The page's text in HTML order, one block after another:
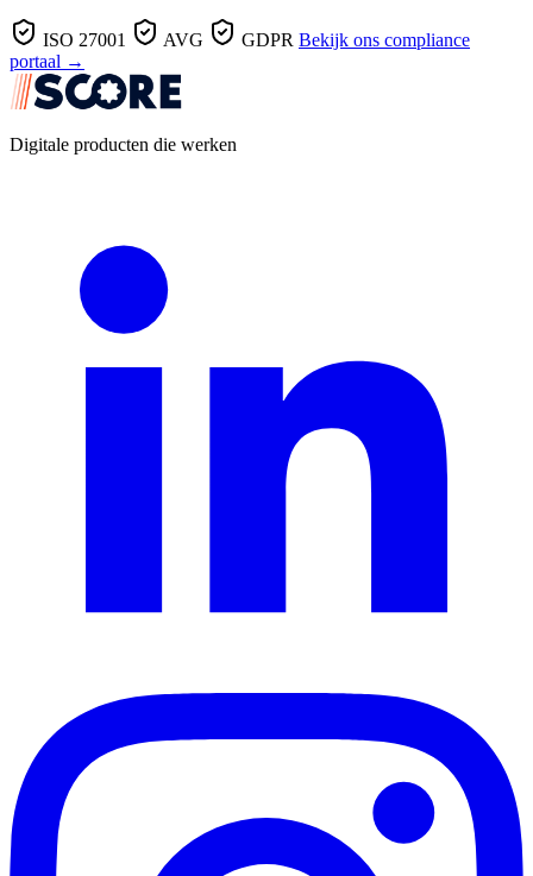
ISO 27001 AVG GDPR Bekijk ons compliance
portaal →
Digitale producten die werken